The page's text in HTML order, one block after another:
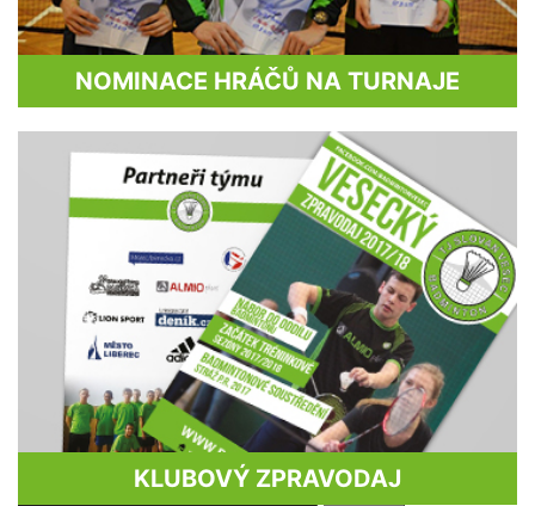
NOMINACE HRÁČŮ NA TURNAJE
KLUBOVÝ ZPRAVODAJ